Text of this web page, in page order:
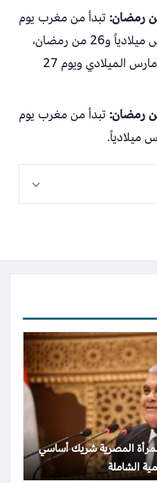
رمضان: تبدأ من مغرب يوم
الإثنين الموافق 16 مارس ميلادياً و26 من رمضان،
وتنتهي فجر الثلاثاء 17 مارس الميلادي ويوم 27
رمضان: تبدأ من مغرب يوم
المصرية شريك أساسي
الشاملة